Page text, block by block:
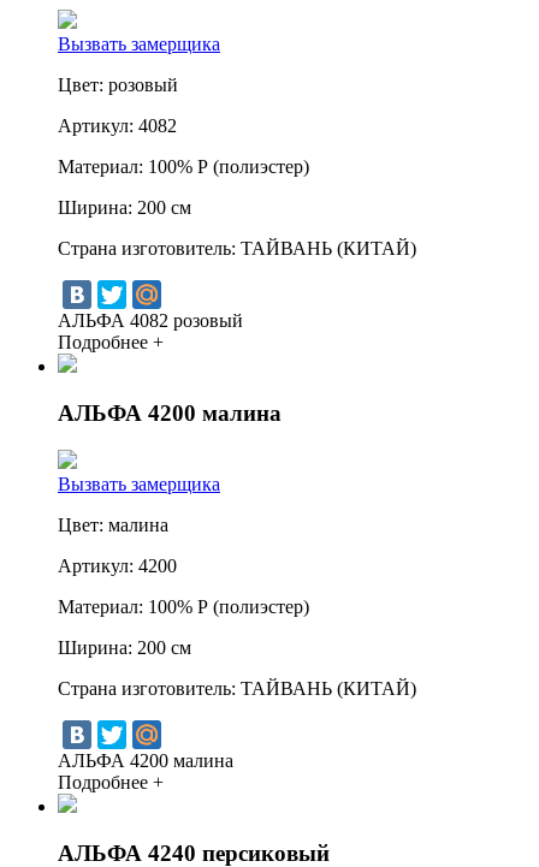
Вызвать замерщика
Цвет: розовый
Артикул: 4082
Материал: 100% Р (полиэстер)
Ширина: 200 см
Страна изготовитель: ТАЙВАНЬ (КИТАЙ)
АЛЬФА 4082 розовый
Подробнее +
АЛЬФА 4200 малина
Вызвать замерщика
Цвет: малина
Артикул: 4200
Материал: 100% Р (полиэстер)
Ширина: 200 см
Страна изготовитель: ТАЙВАНЬ (КИТАЙ)
АЛЬФА 4200 малина
Подробнее +
АЛЬФА 4240 персиковый